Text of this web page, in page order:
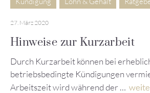
27. März 2020
Hinweise zur Kurzarbeit
Durch Kurzarbeit können bei
betriebsbedingte Kündigungen
Arbeitszeit wird während der …